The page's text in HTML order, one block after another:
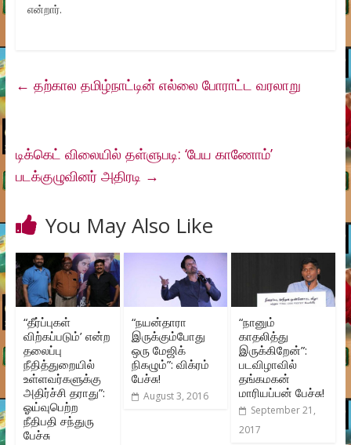
என்றார்.
← தற்கால தமிழ்நாட்டின் எல்லை போராட்ட வரலாறு
டிக்கெட் விலையில் தள்ளுபடி: ‘பேய காணோம்’
படக்குழுவினர் அதிரடி →
You May Also Like
“தீர்ப்புகள்
விற்கப்படும்’ என்ற
தலைப்பு
நீதித்துறையில்
உள்ளவர்களுக்கு
அதிர்ச்சி தராது”:
ஓய்வுபெற்ற
நீதிபதி சந்துரு
பேச்சு
“நயன்தாரா
இருக்கும்போது
ஒரு மேஜிக்
நிகழும்”: விக்ரம்
பேச்சு!
August 3, 2016
“நானும்
காதலித்து
இருக்கிறேன்”:
படவிழாவில்
தங்கமகன்
மாரியப்பன் பேச்சு!
September 21,
2017